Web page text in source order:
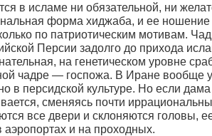
в исламе ни обязательной, ни
форма хиджаба, и ее ношение
по патриотическим мотивам.
Персии задолго до прихода
на генетическом уровне
чадре — госпожа. В Иране вообще
в персидской культуре. Но если
сменяясь почти
все двери и склоняются головы,
аэропортах и на проходных.